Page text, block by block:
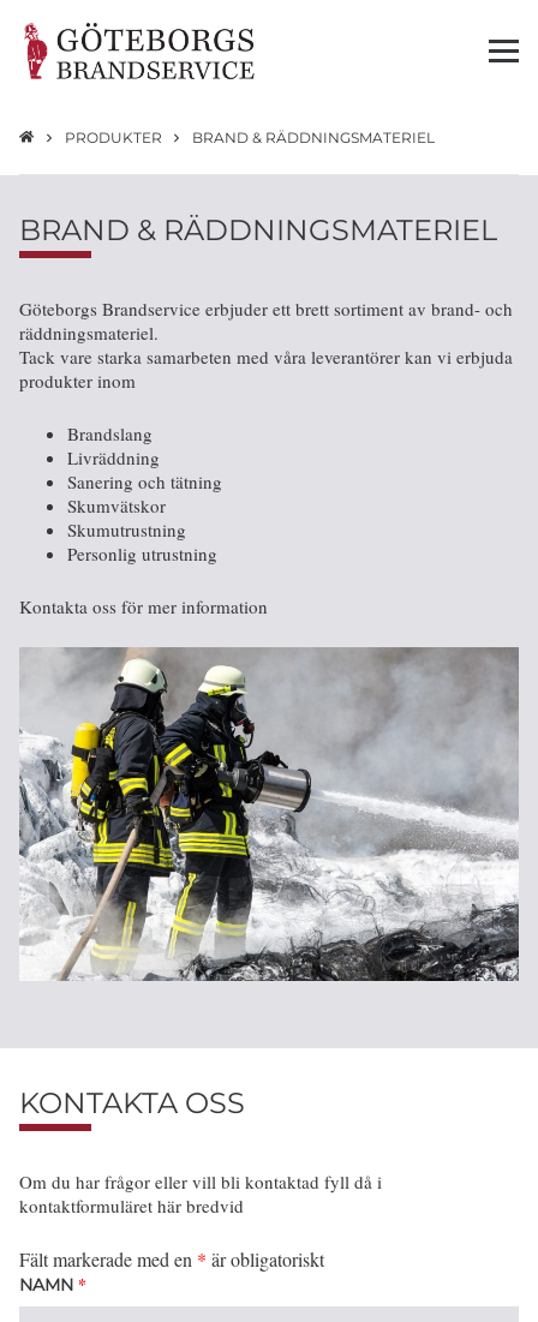
PRODUKTER BRAND & RÄDDNINGSMATERIEL
BRAND & RÄDDNINGSMATERIEL
Göteborgs Brandservice erbjuder ett brett sortiment av brand- och
räddningsmateriel.
Tack vare starka samarbeten med våra leverantörer kan vi erbjuda
produkter inom
Brandslang
Livräddning
Sanering och tätning
Skumvätskor
Skumutrustning
Personlig utrustning
Kontakta oss för mer information
KONTAKTA OSS
Om du har frågor eller vill bli kontaktad fyll då i
kontaktformuläret här bredvid
Fält markerade med en * är obligatoriskt
NAMN *